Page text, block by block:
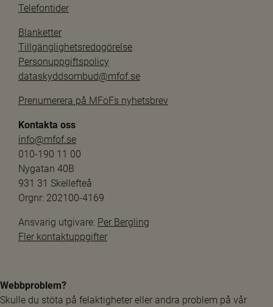
Telefontider
Blanketter
Tillgänglighetsredogörelse
Personuppgiftspolicy
dataskyddsombud@mfof.se
Prenumerera på MFoFs nyhetsbrev
Kontakta oss
info@mfof.se
010-190 11 00
Nygatan 40B
931 31 Skellefteå
Orgnr: 202100-4169
Ansvarig utgivare: Per Bergling
Fler kontaktuppgifter
Webbproblem?
Skulle du stöta på felaktigheter eller andra problem på vår